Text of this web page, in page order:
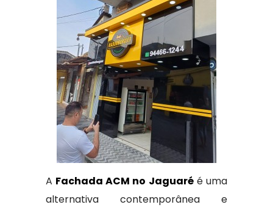
A Fachada ACM no Jaguaréé uma
alternativa contemporânea e